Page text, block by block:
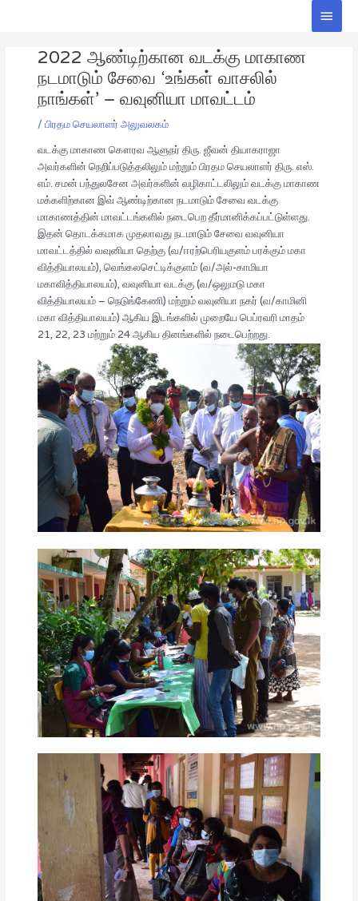
Main
2022 ஆண்டிற்கான வடக்கு மாகாண
நடமாடும் சேவை ‘உங்கள் வாசலில்
நாங்கள்’ – வவுனியா மாவட்டம்
/ பிரதம செயலாளர் அலுவலகம்
வடக்கு மாகாண கௌரவ ஆளுநர் திரு. ஜீவன் தியாகராஜா
அவர்களின் நெறிப்படுத்தலிலும் மற்றும் பிரதம செயலாளர் திரு. எஸ்.
எம். சமன் பந்துலசேன அவர்களின் வழிகாட்டலிலும் வடக்கு மாகாண
மக்களிற்கான இவ் ஆண்டிற்கான நடமாடும் சேவை வடக்கு
மாகாணத்தின் மாவட்டங்களில் நடைபெற தீர்மானிக்கப்பட்டுள்ளது.
இதன் தொடக்கமாக முதலாவது நடமாடும் சேவை வவுனியா
மாவட்டத்தில் வவுனியா தெற்கு (வ/ஈரற்பெரியகுளம் பரக்கும் மகா
வித்தியாலயம்), வெங்கலசெட்டிக்குளம் (வ/அல்-காமியா
மகாவித்தியாலயம்), வவுனியா வடக்கு (வ/ஒலுமடு மகா
வித்தியாலயம் – நெடுங்கேணி) மற்றும் வவுனியா நகர் (வ/காமினி
மகா வித்தியாலயம்) ஆகிய இடங்களில் முறையே பெப்ரவரி மாதம்
21, 22, 23 மற்றும் 24 ஆகிய தினங்களில் நடைபெற்றது.
navigation